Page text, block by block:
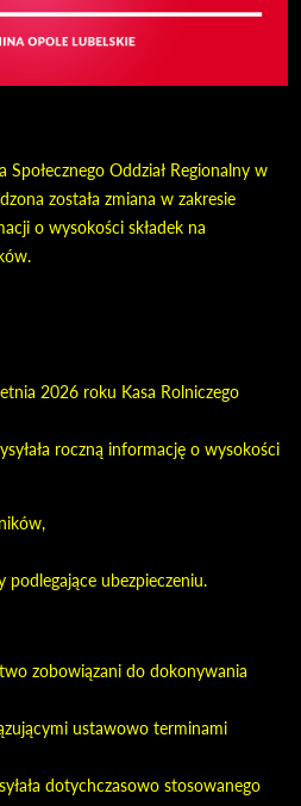
Społecznego Oddział Regionalny w
została zmiana w zakresie
o wysokości składek na
2026 roku Kasa Rolniczego
roczną informację o wysokości
podlegające ubezpieczeniu.
zobowiązani do dokonywania
ustawowo terminami
dotychczasowo stosowanego